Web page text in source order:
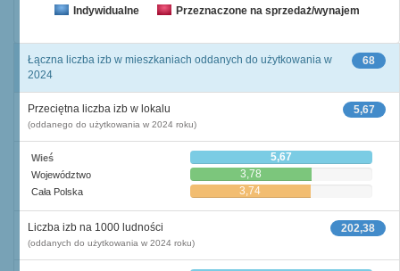
Indywidualne Przeznaczone na sprzedaż/wynajem
68
Łączna liczba izb w mieszkaniach oddanych do użytkowania w
2024
5,67
Przeciętna liczba izb w lokalu
(oddanego do użytkowania w 2024 roku)
Wieś 5,67
Województwo 3,78
Cała Polska 3,74
202,38
Liczba izb na 1000 ludności
(oddanych do użytkowania w 2024 roku)